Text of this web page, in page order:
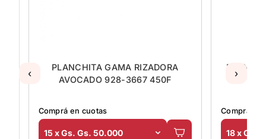
PLANCHITA GAMA RIZADORA
AVOCADO 928-3667 450F
Comprá en cuotas
15 x Gs. Gs. 50.000
Comprá en
18 x Gs.
‹ ›